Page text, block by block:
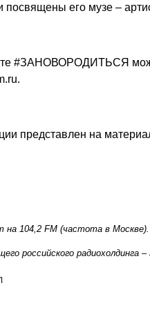
посвящены его музе –
#ЗАНОВОРОДИТЬСЯ
.
представлен на
на 104,2 FM (частота в Москве).
российского радиохолдинга